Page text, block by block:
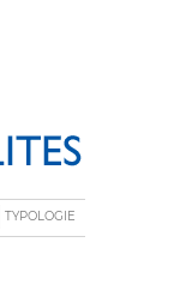
TYPOLOGIE